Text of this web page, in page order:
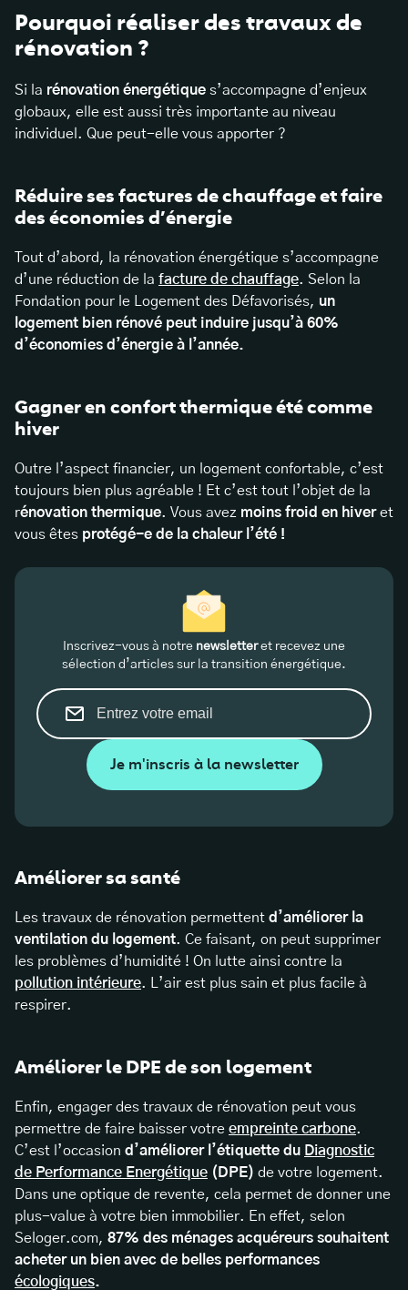
Pourquoi réaliser des travaux de
rénovation ?
Si la rénovation énergétique s’accompagne d’enjeux
globaux, elle est aussi très importante au niveau
individuel. Que peut-elle vous apporter ?
Réduire ses factures de chauffage et faire
des économies d’énergie
Tout d’abord, la rénovation énergétique s’accompagne
d’une réduction de la facture de chauffage. Selon la
Fondation pour le Logement des Défavorisés, un
logement bien rénové peut induire jusqu’à 60%
d’économies d’énergie à l’année.
Gagner en confort thermique été comme
hiver
Outre l’aspect financier, un logement confortable, c’est
toujours bien plus agréable ! Et c’est tout l’objet de la
rénovation thermique. Vous avez moins froid en hiveret
vous êtes protégé-e de la chaleur l’été !
Inscrivez-vous à notre newsletteret recevez une
sélection d’articles sur la transition énergétique.
Je m'inscris à la newsletter
Améliorer sa santé
Les travaux de rénovation permettent d’améliorer la
ventilation du logement. Ce faisant, on peut supprimer
les problèmes d’humidité ! On lutte ainsi contre la
pollution intérieure. L’air est plus sain et plus facile à
respirer.
Améliorer le DPE de son logement
Enfin, engager des travaux de rénovation peut vous
permettre de faire baisser votre empreinte carbone.
C’est l’occasion d’améliorer l’étiquette du Diagnostic
de Performance Energétique (DPE) de votre logement.
Dans une optique de revente, cela permet de donner une
plus-value à votre bien immobilier. En effet, selon
Seloger.com, 87% des ménages acquéreurs souhaitent
acheter un bien avec de belles performances
écologiques.